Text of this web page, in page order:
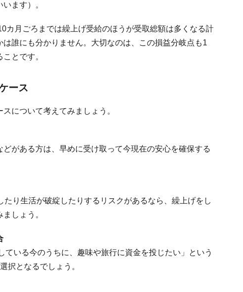
ます）。
カ月ごろまでは繰上げ受給のほうが受取総額は多くなる計
誰にも分かりません。大切なのは、この損益分岐点も1
とです。
ース
について考えてみましょう。
がある方は、早めに受け取って今現在の安心を確保する
り生活が破綻したりするリスクがあるなら、繰上げをし
しょう。
いる今のうちに、趣味や旅行に資金を投じたい」という
択となるでしょう。